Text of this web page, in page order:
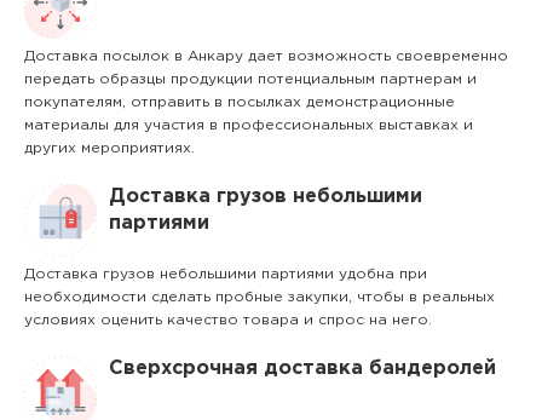
Доставка посылок в Анкару дает возможность своевременно
передать образцы продукции потенциальным партнерам и
покупателям, отправить в посылках демонстрационные
материалы для участия в профессиональных выставках и
других мероприятиях.
Доставка грузов небольшими
партиями
Доставка грузов небольшими партиями удобна при
необходимости сделать пробные закупки, чтобы в реальных
условиях оценить качество товара и спрос на него.
Сверхсрочная доставка бандеролей